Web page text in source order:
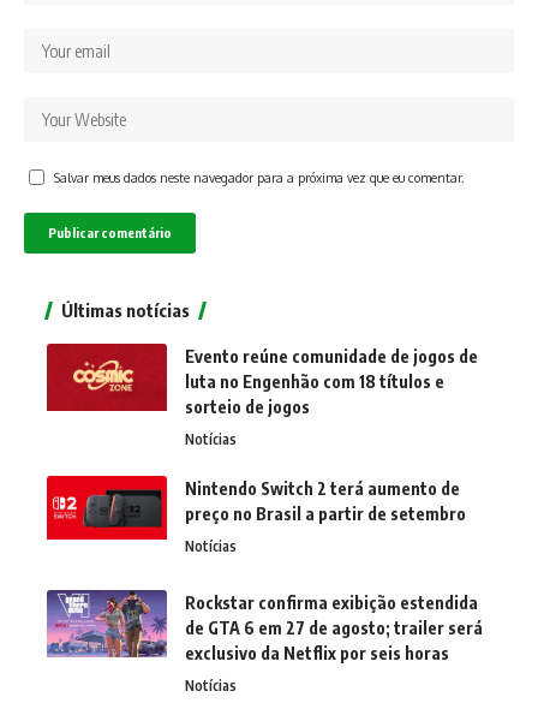
Salvar meus dados neste navegador para a próxima vez que eu comentar.
Últimas notícias
Evento reúne comunidade de jogos de
luta no Engenhão com 18 títulos e
sorteio de jogos
Notícias
Nintendo Switch 2 terá aumento de
preço no Brasil a partir de setembro
Notícias
Rockstar confirma exibição estendida
de GTA 6 em 27 de agosto; trailer será
exclusivo da Netflix por seis horas
Notícias